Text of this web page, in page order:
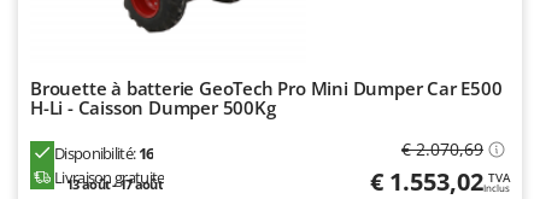
Brouette à batterie GeoTech Pro Mini Dumper Car E500
H-Li - Caisson Dumper 500Kg
Disponibilité:16
Livraison gratuite
13 août - 17 août
€ 2.070,69
€ 1.553,02 TVA
Inclus